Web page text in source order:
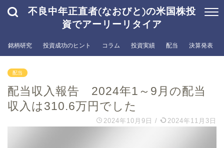
不良中年正直者(なおびと)の米国株投
資でアーリーリタイア
銘柄研究 投資成功のヒント コラム 投資実績 配当 決算発表
配当
配当収入報告 2024年1～9月の配当
収入は310.6万円でした
2024年10月9日 / 2024年11月3日